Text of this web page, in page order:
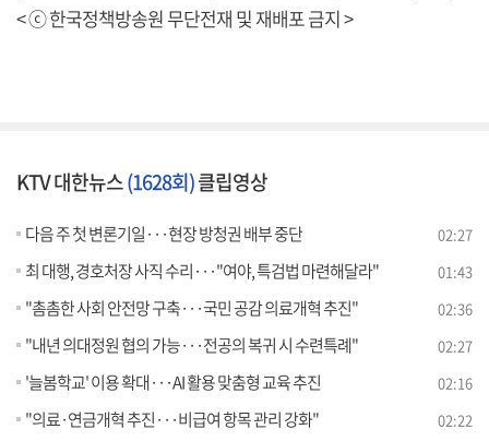
< ⓒ 한국정책방송원 무단전재 및 재배포 금지 >
KTV 대한뉴스(1628회)클립영상
다음 주 첫 변론기일···현장 방청권 배부 중단 02:27
최 대행, 경호처장 사직 수리···"여야, 특검법 마련해달라" 01:43
"촘촘한 사회 안전망 구축···국민 공감 의료개혁 추진" 02:36
"내년 의대정원 협의 가능···전공의 복귀 시 수련특례" 02:27
'늘봄학교' 이용 확대···AI 활용 맞춤형 교육 추진 02:16
"의료·연금개혁 추진···비급여 항목 관리 강화" 02:22